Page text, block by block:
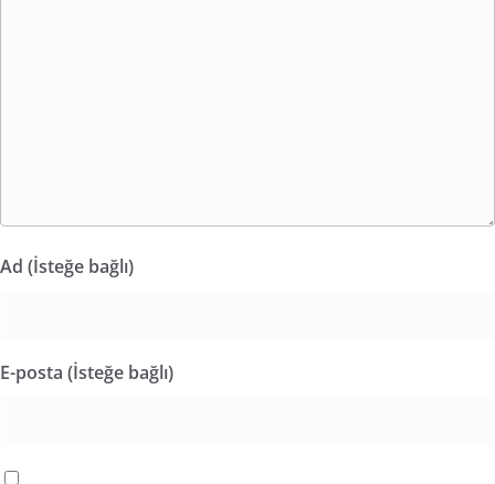
Ad (İsteğe bağlı)
E-posta (İsteğe bağlı)